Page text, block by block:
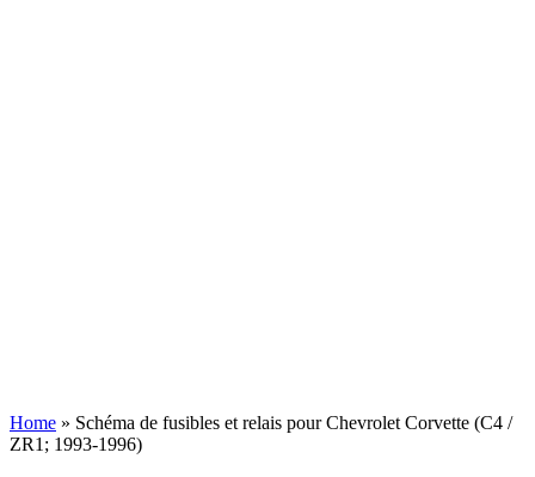
Home » Schéma de fusibles et relais pour Chevrolet Corvette (C4 /
ZR1; 1993-1996)